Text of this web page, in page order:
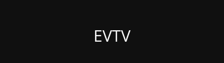
EVTV